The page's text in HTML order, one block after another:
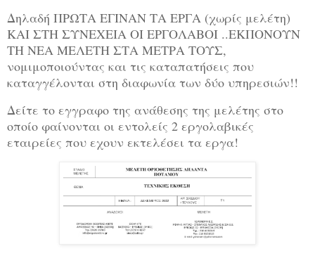
Δηλαδή ΠΡΩΤΑ ΕΓΙΝΑΝ ΤΑ ΕΡΓΑ (χωρίς μελέτη)
ΚΑΙ ΣΤΗ ΣΥΝΕΧΕΙΑ ΟΙ ΕΡΓΟΛΑΒΟΙ ..ΕΚΠΟΝΟΥΝ
ΤΗ ΝΕΑ ΜΕΛΕΤΗ ΣΤΑ ΜΕΤΡΑ ΤΟΥΣ,
νομιμοποιούντας και τις καταπατήσεις που
καταγγέλονται στη διαφωνία των δύο υπηρεσιών!!
Δείτε το εγγραφο της ανάθεσης της μελέτης στο
οποίο φαίνονται οι εντολείς 2 εργολαβικές
εταιρείες που εχουν εκτελέσει τα εργα!